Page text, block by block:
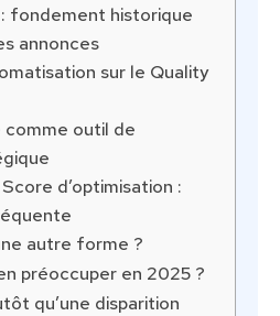
fondement historique
annonces
sur le Quality
outil de
d’optimisation :
autre forme ?
préoccuper en 2025 ?
qu’une disparition